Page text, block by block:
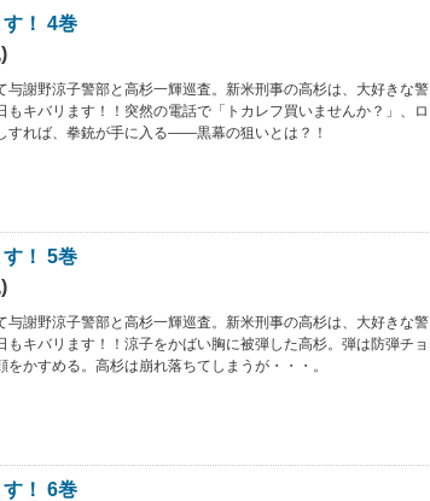
！ 4巻
与謝野涼子警部と高杉一輝巡査。新米刑事の高杉は、大好きな警
もキバリます！！突然の電話で「トカレフ買いませんか？」、ロ
すれば、拳銃が手に入る――黒幕の狙いとは？！
！ 5巻
与謝野涼子警部と高杉一輝巡査。新米刑事の高杉は、大好きな警
もキバリます！！涼子をかばい胸に被弾した高杉。弾は防弾チョ
をかすめる。高杉は崩れ落ちてしまうが・・・。
！ 6巻